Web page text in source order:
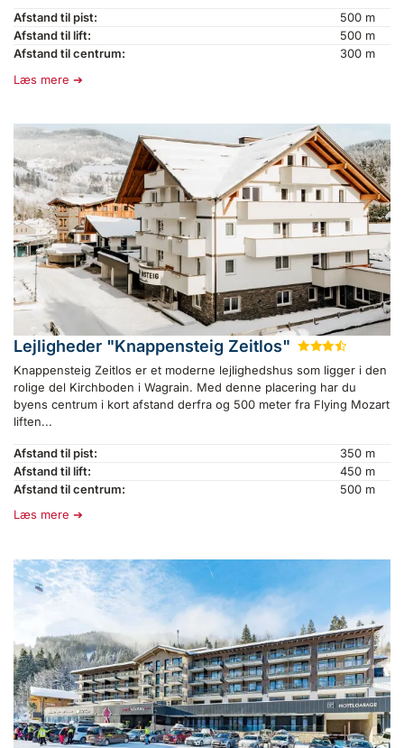
Afstand til pist:
500 m
Afstand til lift:
500 m
Afstand til centrum:
300 m
Læs mere
Lejligheder "Knappensteig Zeitlos" ★★★
Knappensteig Zeitlos er et moderne lejlighedshus som ligger i den
rolige del Kirchboden i Wagrain. Med denne placering har du
byens centrum i kort afstand derfra og 500 meter fra Flying Mozart
liften...
Afstand til pist:
350 m
Afstand til lift:
450 m
Afstand til centrum:
500 m
Læs mere